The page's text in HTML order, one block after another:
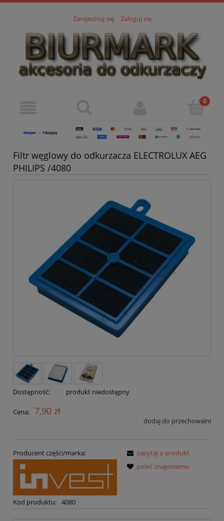
Zarejestruj się Zaloguj się
Filtr węglowy do odkurzacza ELECTROLUX AEG
PHILIPS /4080
Dostępność: produkt niedostępny
Cena: 7,90 zł
dodaj do przechowalni
Producent części/marka:
Kod produktu: 4080
zapytaj o produkt
poleć znajomemu